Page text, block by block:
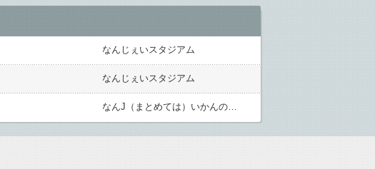
なんじぇいスタジアム
なんじぇいスタジアム
なんJ（まとめては）いかんのか？